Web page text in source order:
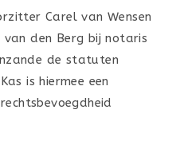
Carel van Wensen
van den Berg bij notaris
de statuten
is hiermee een